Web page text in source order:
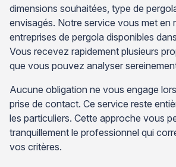
dimensions souhaitées, type de
envisagés. Notre service vous met en
entreprises de pergola disponibles
Vous recevez rapidement plusieurs
que vous pouvez analyser
Aucune obligation ne vous engage
prise de contact. Ce service reste
les particuliers. Cette approche vous
tranquillement le professionnel qui
vos critères.